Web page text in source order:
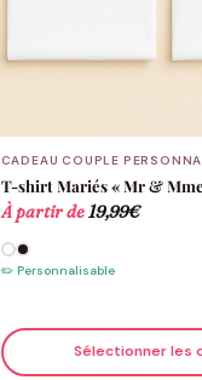
CADEAU COUPLE
T-shirt Mariés « Mr &
À partir de 19,99€
✏️ Personnalisable
Sélectionner les